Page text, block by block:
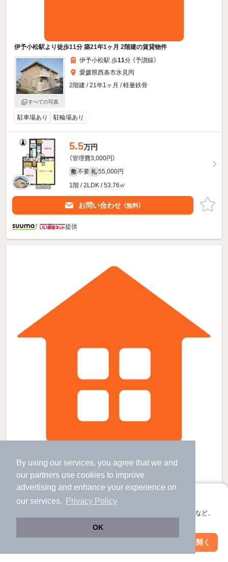
By using our services, you agree that we and
our partners use cookies to improve
advertising and enhance your experience on
our services.
Privacy Policy
OK
アプリに切り替えて、サクサクお部屋探し
会員登録なしですぐ使える。マップ検索やお気に入り保存など、
アプリを開く
伊予小松駅より徒歩11分 築21年1ヶ月 2階建の賃貸物件
すべての写真
伊予小松駅 歩11分 （予讃線）
愛媛県西条市氷見丙
2階建 / 21年1ヶ月 / 軽量鉄骨
駐車場あり 駐輪場あり
5.5万円
（管理費3,000円）
敷 不要 礼 55,000円
1階 / 2LDK / 53.76㎡
お問い合わせ （無料）
提供
伊予小松駅より徒歩63分 築22年11ヶ月 2階建の賃貸物件
伊予小松駅 歩63分 （予讃線）
愛媛県西条市小松町大頭
2階建 / 22年11ヶ月 / 木造
10
絞り込み条件を変更